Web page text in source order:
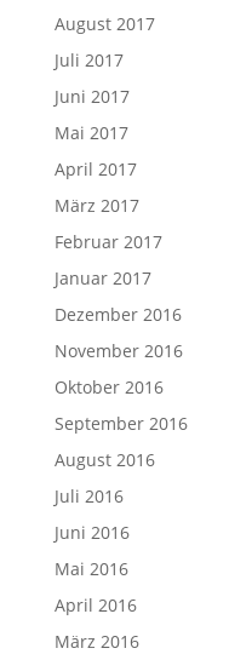
August 2017
Juli 2017
Juni 2017
Mai 2017
April 2017
März 2017
Februar 2017
Januar 2017
Dezember 2016
November 2016
Oktober 2016
September 2016
August 2016
Juli 2016
Juni 2016
Mai 2016
April 2016
März 2016